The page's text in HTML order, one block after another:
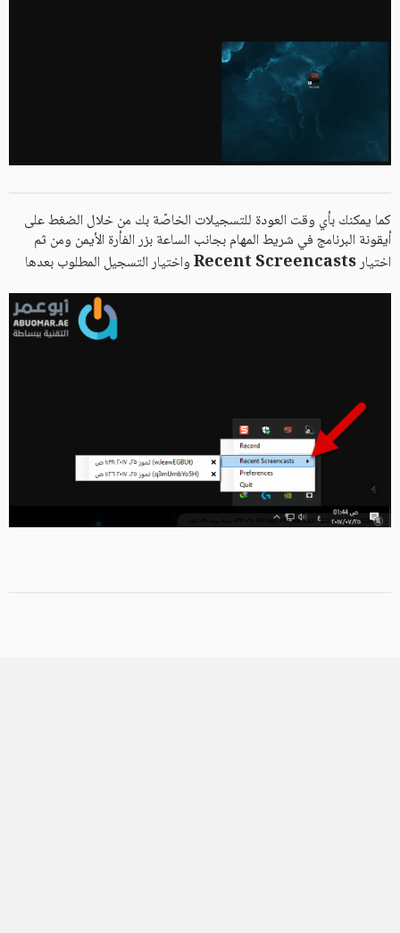
كما يمكنك بأي وقت العودة للتسجيلات الخاصّة بك من خلال الضغط على
أيقونة البرنامج في شريط المهام بجانب الساعة بزر الفأرة الأيمن ومن ثم
اختيارRecent Screencastsواختيار التسجيل المطلوب بعدها